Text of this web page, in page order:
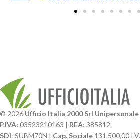
© 2026 Ufficio Italia 2000 Srl Unipersonale
P.IVA: 03523210163 | REA: 385812
SDI: SUBM70N | Cap. Sociale 131.500,00 I.V.